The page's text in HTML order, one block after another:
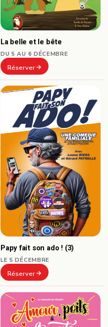
La belle et le bête
DU 5 AU 6 DÉCEMBRE
Réserver
Papy fait son ado ! (3)
LE 5 DÉCEMBRE
Réserver